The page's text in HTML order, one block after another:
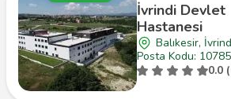
İvrindi Devlet
Hastanesi
Balıkesir,
Posta Kodu: 10785
0.0